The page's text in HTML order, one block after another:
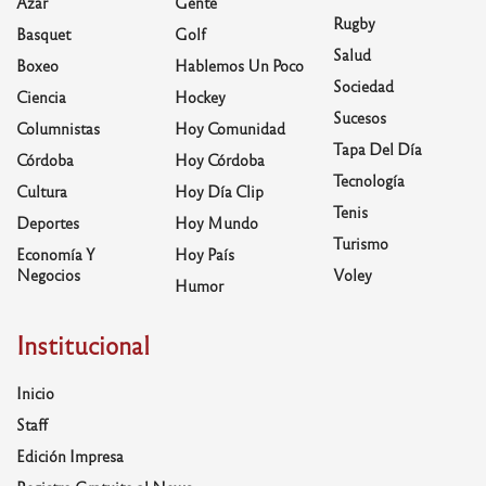
Basquet
Boxeo
Ciencia
Columnistas
Córdoba
Cultura
Deportes
Economía Y
Negocios
Golf
Hablemos Un Poco
Hockey
Hoy Comunidad
Hoy Córdoba
Hoy Día Clip
Hoy Mundo
Hoy País
Humor
Rugby
Salud
Sociedad
Sucesos
Tapa Del Día
Tecnología
Tenis
Turismo
Voley
Institucional
Inicio
Staff
Edición Impresa